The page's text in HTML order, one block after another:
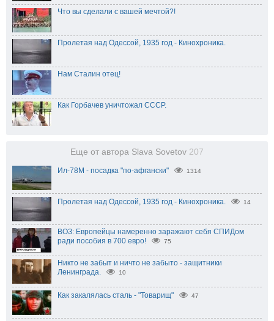
Что вы сделали с вашей мечтой?!
Пролетая над Одессой, 1935 год - Кинохроника.
Нам Сталин отец!
Как Горбачев уничтожал СССР.
Еще от автора Slava Sovetov 207
Ил-78М - посадка "по-афгански" 1314
Пролетая над Одессой, 1935 год - Кинохроника. 14
ВОЗ: Европейцы намеренно заражают себя СПИДом
ради пособия в 700 евро!
75
Никто не забыт и ничто не забыто - защитники
Ленинграда.
10
Как закалялась сталь - "Товарищ" 47